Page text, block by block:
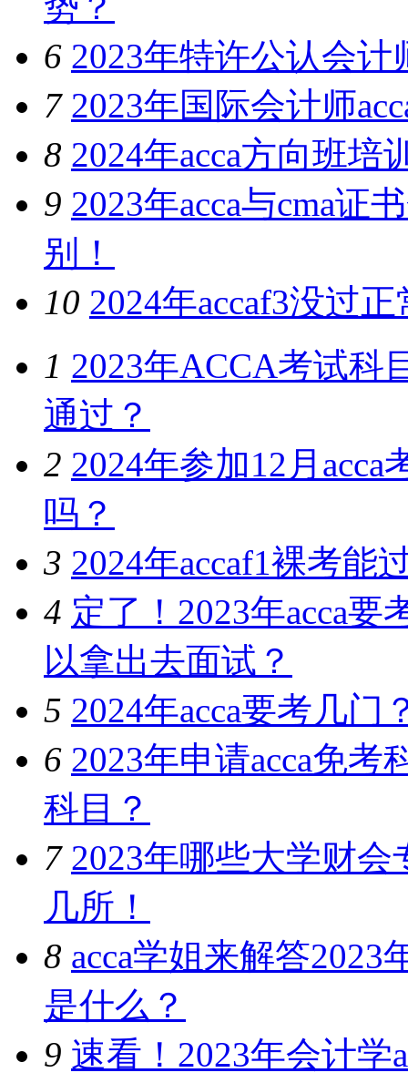
6 2023年特许公认会
7 2023年国际会计师
8 2024年acca方向班
9 2023年acca与cma证
别！
10 2024年accaf3没过
1 2023年ACCA考试科
通过？
2 2024年参加12月
吗？
3 2024年accaf1裸考能
4 定了！2023年acca
以拿出去面试？
5 2024年acca要考几门
6 2023年申请acca免
科目？
7 2023年哪些大学财
几所！
8 acca学姐来解答2023
是什么？
9 速看！2023年会计学